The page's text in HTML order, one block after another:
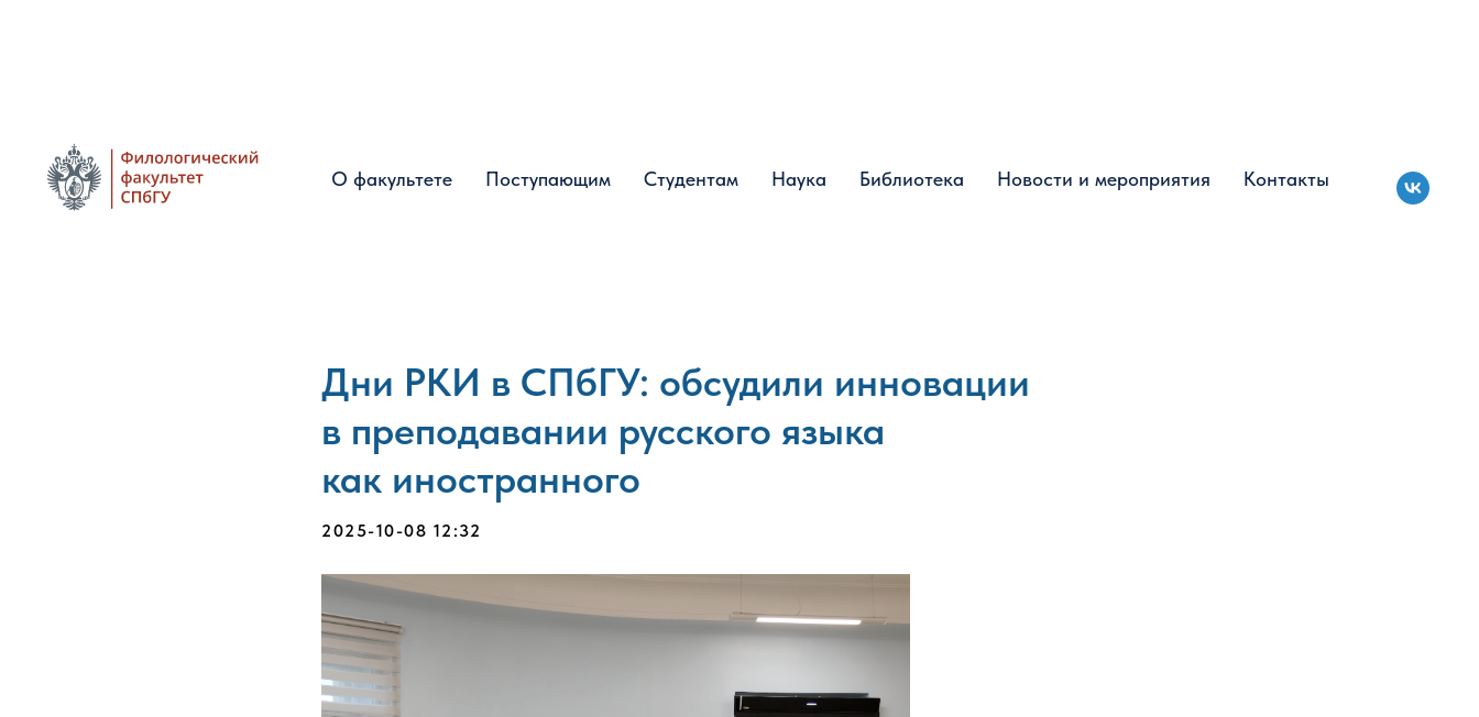
О факультете Поступающим Студентам Наука Библиотека Новости и мероприятия Контакты
О факультете Поступающим Студентам Наука Библиотека Новости и мероприятия Контакты
Дни РКИ в СПбГУ: обсудили инновации
в преподавании русского языка
как иностранного
2025-10-08 12:32